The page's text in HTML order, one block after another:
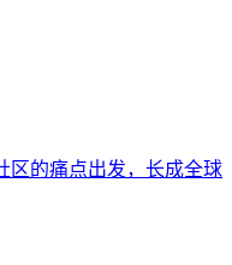
区的痛点出发，长成全球